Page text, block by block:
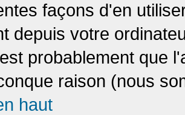
façons d'en
depuis votre
probablement que
raison (nous
haut